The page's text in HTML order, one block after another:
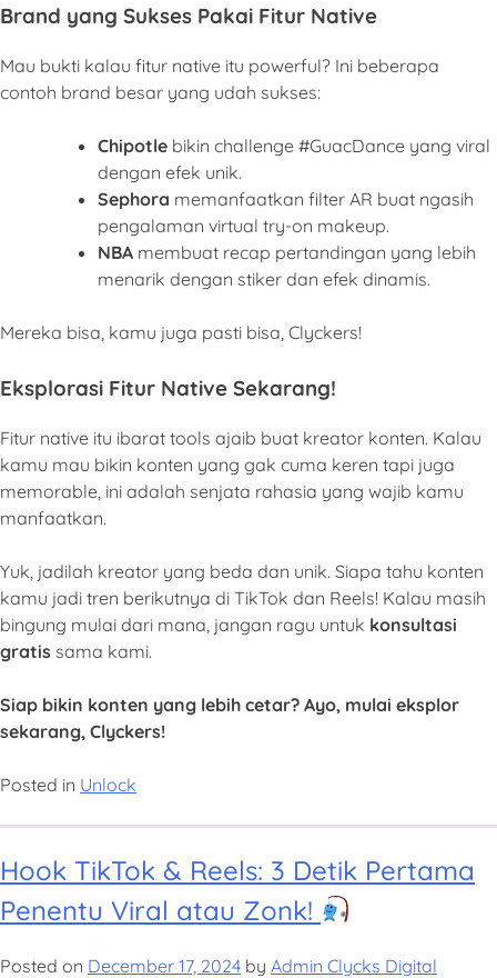
Brand yang Sukses Pakai Fitur Native
Mau bukti kalau fitur native itu powerful? Ini beberapa
contoh brand besar yang udah sukses:
Chipotle bikin challenge #GuacDance yang viral
dengan efek unik.
Sephora memanfaatkan filter AR buat ngasih
pengalaman virtual try-on makeup.
NBA membuat recap pertandingan yang lebih
menarik dengan stiker dan efek dinamis.
Mereka bisa, kamu juga pasti bisa, Clyckers!
Eksplorasi Fitur Native Sekarang!
Fitur native itu ibarat tools ajaib buat kreator konten. Kalau
kamu mau bikin konten yang gak cuma keren tapi juga
memorable, ini adalah senjata rahasia yang wajib kamu
manfaatkan.
Yuk, jadilah kreator yang beda dan unik. Siapa tahu konten
kamu jadi tren berikutnya di TikTok dan Reels! Kalau masih
bingung mulai dari mana, jangan ragu untuk konsultasi
gratis sama kami.
Siap bikin konten yang lebih cetar? Ayo, mulai eksplor
sekarang, Clyckers!
Posted in Unlock
Hook TikTok & Reels: 3 Detik Pertama
Penentu Viral atau Zonk!
Posted on December 17, 2024 by Admin Clycks Digital